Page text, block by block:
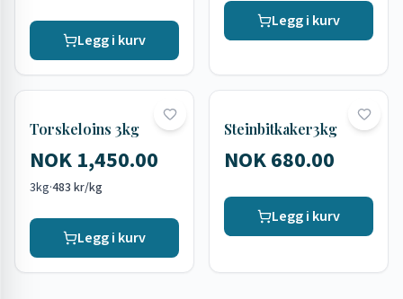
Legg i kurv
Legg i kurv
Torskeloins 3kg
NOK 1,450.00
3kg·483 kr/kg
Legg i kurv
Steinbitkaker3kg
NOK 680.00
Legg i kurv